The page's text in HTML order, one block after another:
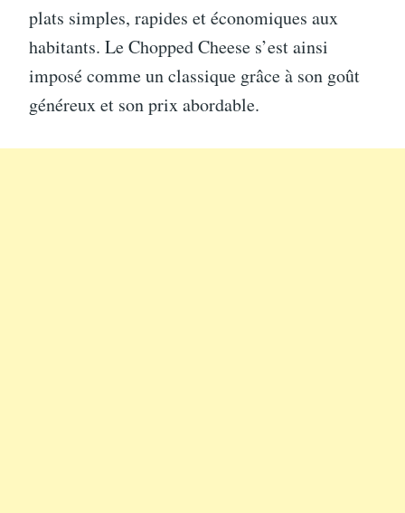
plats simples, rapides et économiques aux
habitants. Le Chopped Cheese s’est ainsi
imposé comme un classique grâce à son goût
généreux et son prix abordable.